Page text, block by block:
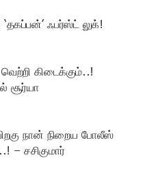
ஃபர்ஸ்ட் லுக்!
கிடைக்கும்..!
சூர்யா
நான் நிறைய போலீஸ்
– சசிகுமார்